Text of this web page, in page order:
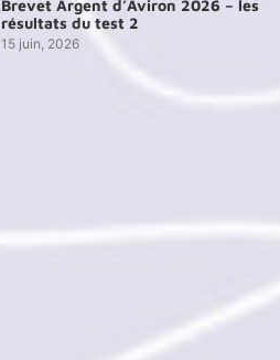
Brevet Argent d’Aviron 2026 – les
résultats du test 2
15 juin, 2026